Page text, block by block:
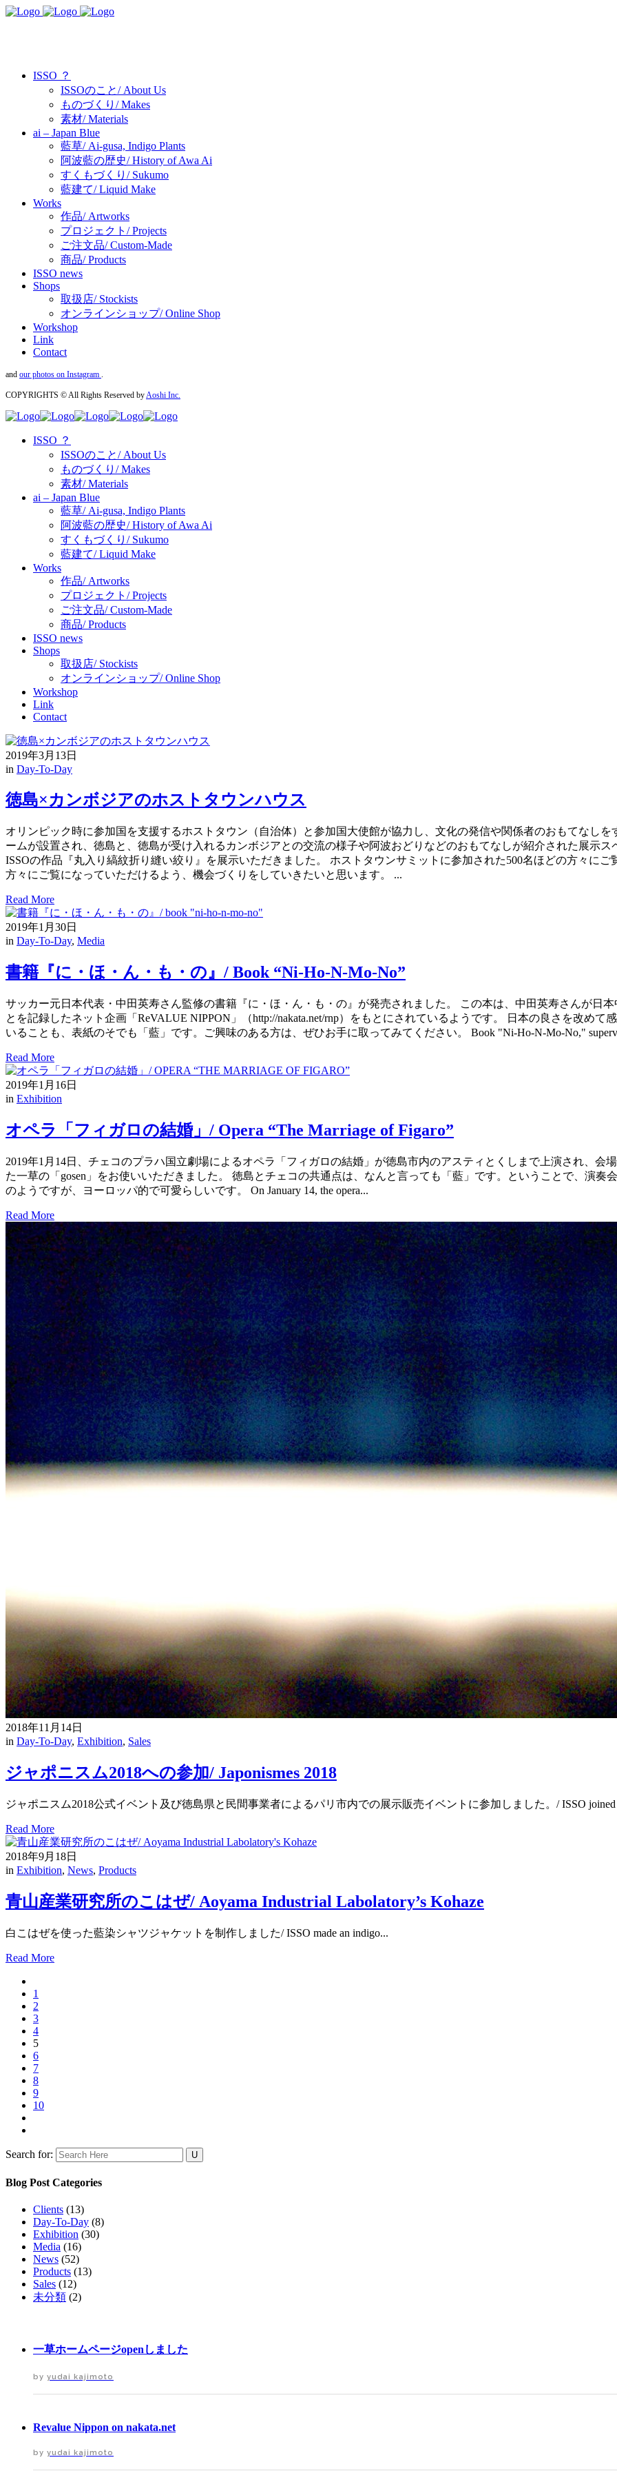
ISSO ？
ISSOのこと/ About Us
ものづくり/ Makes
素材/ Materials
ai – Japan Blue
藍草/ Ai-gusa, Indigo Plants
阿波藍の歴史/ History of Awa Ai
すくもづくり/ Sukumo
藍建て/ Liquid Make
Works
作品/ Artworks
プロジェクト/ Projects
ご注文品/ Custom-Made
商品/ Products
ISSO news
Shops
取扱店/ Stockists
オンラインショップ/ Online Shop
Workshop
Link
Contact
and our photos on Instagram
COPYRIGHTS © All Rights Reserved by Aoshi Inc.
ISSO ？
ISSOのこと/ About Us
ものづくり/ Makes
素材/ Materials
ai – Japan Blue
藍草/ Ai-gusa, Indigo Plants
阿波藍の歴史/ History of Awa Ai
すくもづくり/ Sukumo
藍建て/ Liquid Make
Works
作品/ Artworks
プロジェクト/ Projects
ご注文品/ Custom-Made
商品/ Products
ISSO news
Shops
取扱店/ Stockists
オンラインショップ/ Online Shop
Workshop
Link
Contact
2019年3月13日
in Day-To-Day
徳島×カンボジアのホストタウンハウス
オリンピック時に参加国を支援するホストタウン（自治体）と参加国大使館が協力し、文化の発信や関係者のおもてなし
ームが設置され、徳島と、徳島が受け入れるカンボジアとの交流の様子や阿波おどりなどのおもてなしが紹介された展示
ISSOの作品『丸入り縞紋折り縫い絞り』を展示いただきました。 ホストタウンサミットに参加された500名ほどの方々に
方々にご覧になっていただけるよう、機会づくりをしていきたいと思います。 ...
Read More
2019年1月30日
in Day-To-Day, Media
書籍『に・ほ・ん・も・の』/ Book “Ni-Ho-N-Mo-No”
サッカー元日本代表・中田英寿さん監修の書籍『に・ほ・ん・も・の』が発売されました。 この本は、中田英寿さんが日
とを記録したネット企画「ReVALUE NIPPON」（http://nakata.net/rnp）をもとにされているようです。 日本の良さを改め
いることも、表紙のそでも「藍」です。ご興味のある方は、ぜひお手に取ってみてください。 Book "Ni-Ho-N-Mo-No,"
Read More
2019年1月16日
in Exhibition
オペラ「フィガロの結婚」/ Opera “The Marriage of Figaro”
2019年1月14日、チェコのプラハ国立劇場によるオペラ「フィガロの結婚」が徳島市内のアスティとくしまで上演され、会
た一草の「gosen」をお使いいただきました。 徳島とチェコの共通点は、なんと言っても「藍」です。ということで、演
のようですが、ヨーロッパ的で可愛らしいです。 On January 14, the opera...
Read More
2018年11月14日
in Day-To-Day, Exhibition, Sales
ジャポニスム2018への参加/ Japonismes 2018
ジャポニスム2018公式イベント及び徳島県と民間事業者によるパリ市内での展示販売イベントに参加しました。/ ISSO joined
Read More
2018年9月18日
in Exhibition, News, Products
青山産業研究所のこはぜ/ Aoyama Industrial Labolatory’s Kohaze
白こはぜを使った藍染シャツジャケットを制作しました/ ISSO made an indigo...
Read More
1
2
3
4
5
6
7
8
9
10
Search for:
Blog Post Categories
Clients (13)
Day-To-Day (8)
Exhibition (30)
Media (16)
News (52)
Products (13)
Sales (12)
未分類 (2)
一草ホームページopenしました
by yudai kajimoto
Revalue Nippon on nakata.net
by yudai kajimoto